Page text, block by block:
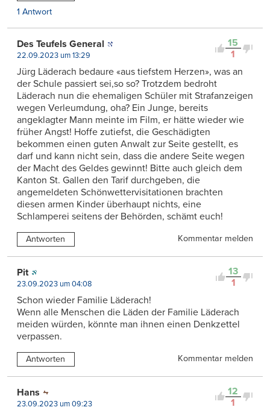
1 Antwort
15
1
Des Teufels General
22.09.2023 um 13:29
Jürg Läderach bedaure «aus tiefstem Herzen», was an
der Schule passiert sei,so so? Trotzdem bedroht
Läderach nun die ehemaligen Schüler mit Strafanzeigen
wegen Verleumdung, oha? Ein Junge, bereits
angeklagter Mann meinte im Film, er hätte wieder wie
früher Angst! Hoffe zutiefst, die Geschädigten
bekommen einen guten Anwalt zur Seite gestellt, es
darf und kann nicht sein, dass die andere Seite wegen
der Macht des Geldes gewinnt! Bitte auch gleich dem
Kanton St. Gallen den Tarif durchgeben, die
angemeldeten Schönwettervisitationen brachten
diesen armen Kinder überhaupt nichts, eine
Schlamperei seitens der Behörden, schämt euch!
Antworten Kommentar melden
13
1
Pit
23.09.2023 um 04:08
Schon wieder Familie Läderach!
Wenn alle Menschen die Läden der Familie Läderach
meiden würden, könnte man ihnen einen Denkzettel
verpassen.
Antworten Kommentar melden
12
1
Hans
23.09.2023 um 09:23